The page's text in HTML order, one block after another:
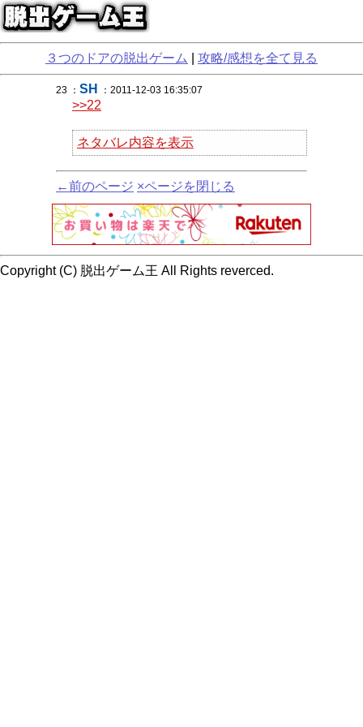
３つのドアの脱出ゲーム 攻略/感想を全て見る
23 ： SH ：2011-12-03 16:35:07
>>22
ネタバレ内容を表示
←前のページ ×ページを閉じる
Copyright (C) 脱出ゲーム王 All Rights reverced.